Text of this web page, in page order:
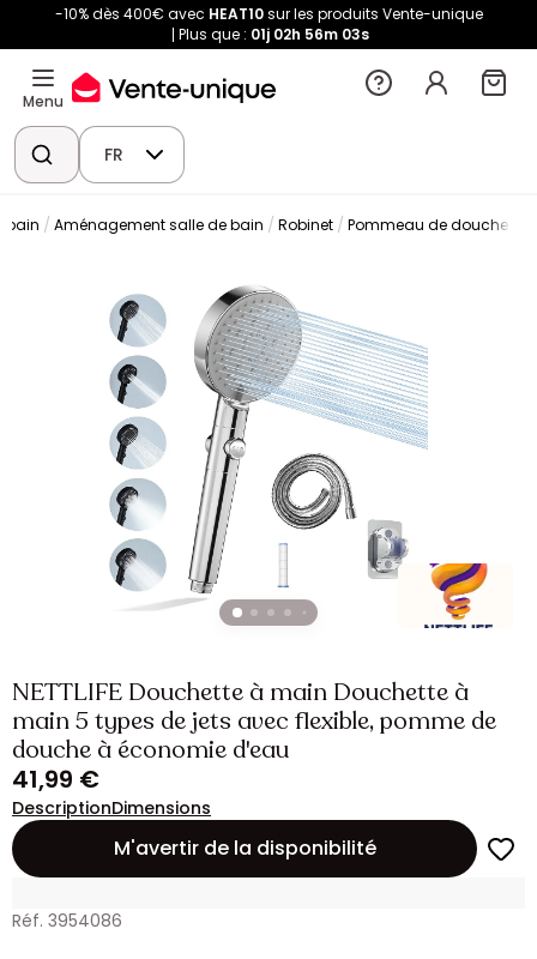
-10% dès 400€ avec HEAT10sur les produits Vente-unique
Plus que : 01j 02h 56m 02s
Menu
FR
bain Aménagement salle de bain Robinet Pommeau de douche et
NETTLIFE Douchette à main Douchette à
main 5 types de jets avec flexible, pomme de
douche à économie d'eau
41,99 €
DescriptionDimensions
M'avertir de la disponibilité
Réf. 3954086